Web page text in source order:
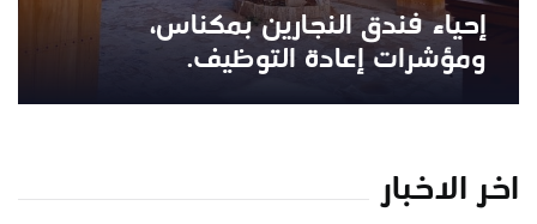
إحياء فندق النجارين بمكناس،
ومؤشرات إعادة التوظيف.
اخر الاخبار